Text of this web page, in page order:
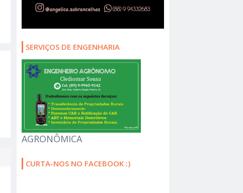
SERVIÇOS DE ENGENHARIA
AGRONÔMICA
CURTA-NOS NO FACEBOOK :)